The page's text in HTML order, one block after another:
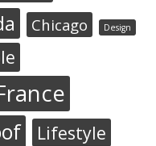
Chicago Design
Lifestyle